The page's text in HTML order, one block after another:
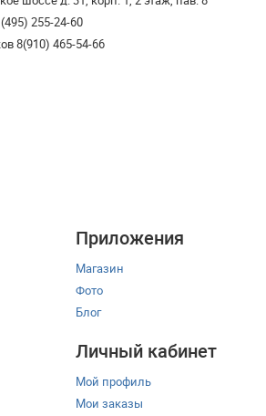
255-24-60
8(910) 465-54-66
Приложения
Магазин
Фото
Блог
Личный кабинет
Мой профиль
Мои заказы